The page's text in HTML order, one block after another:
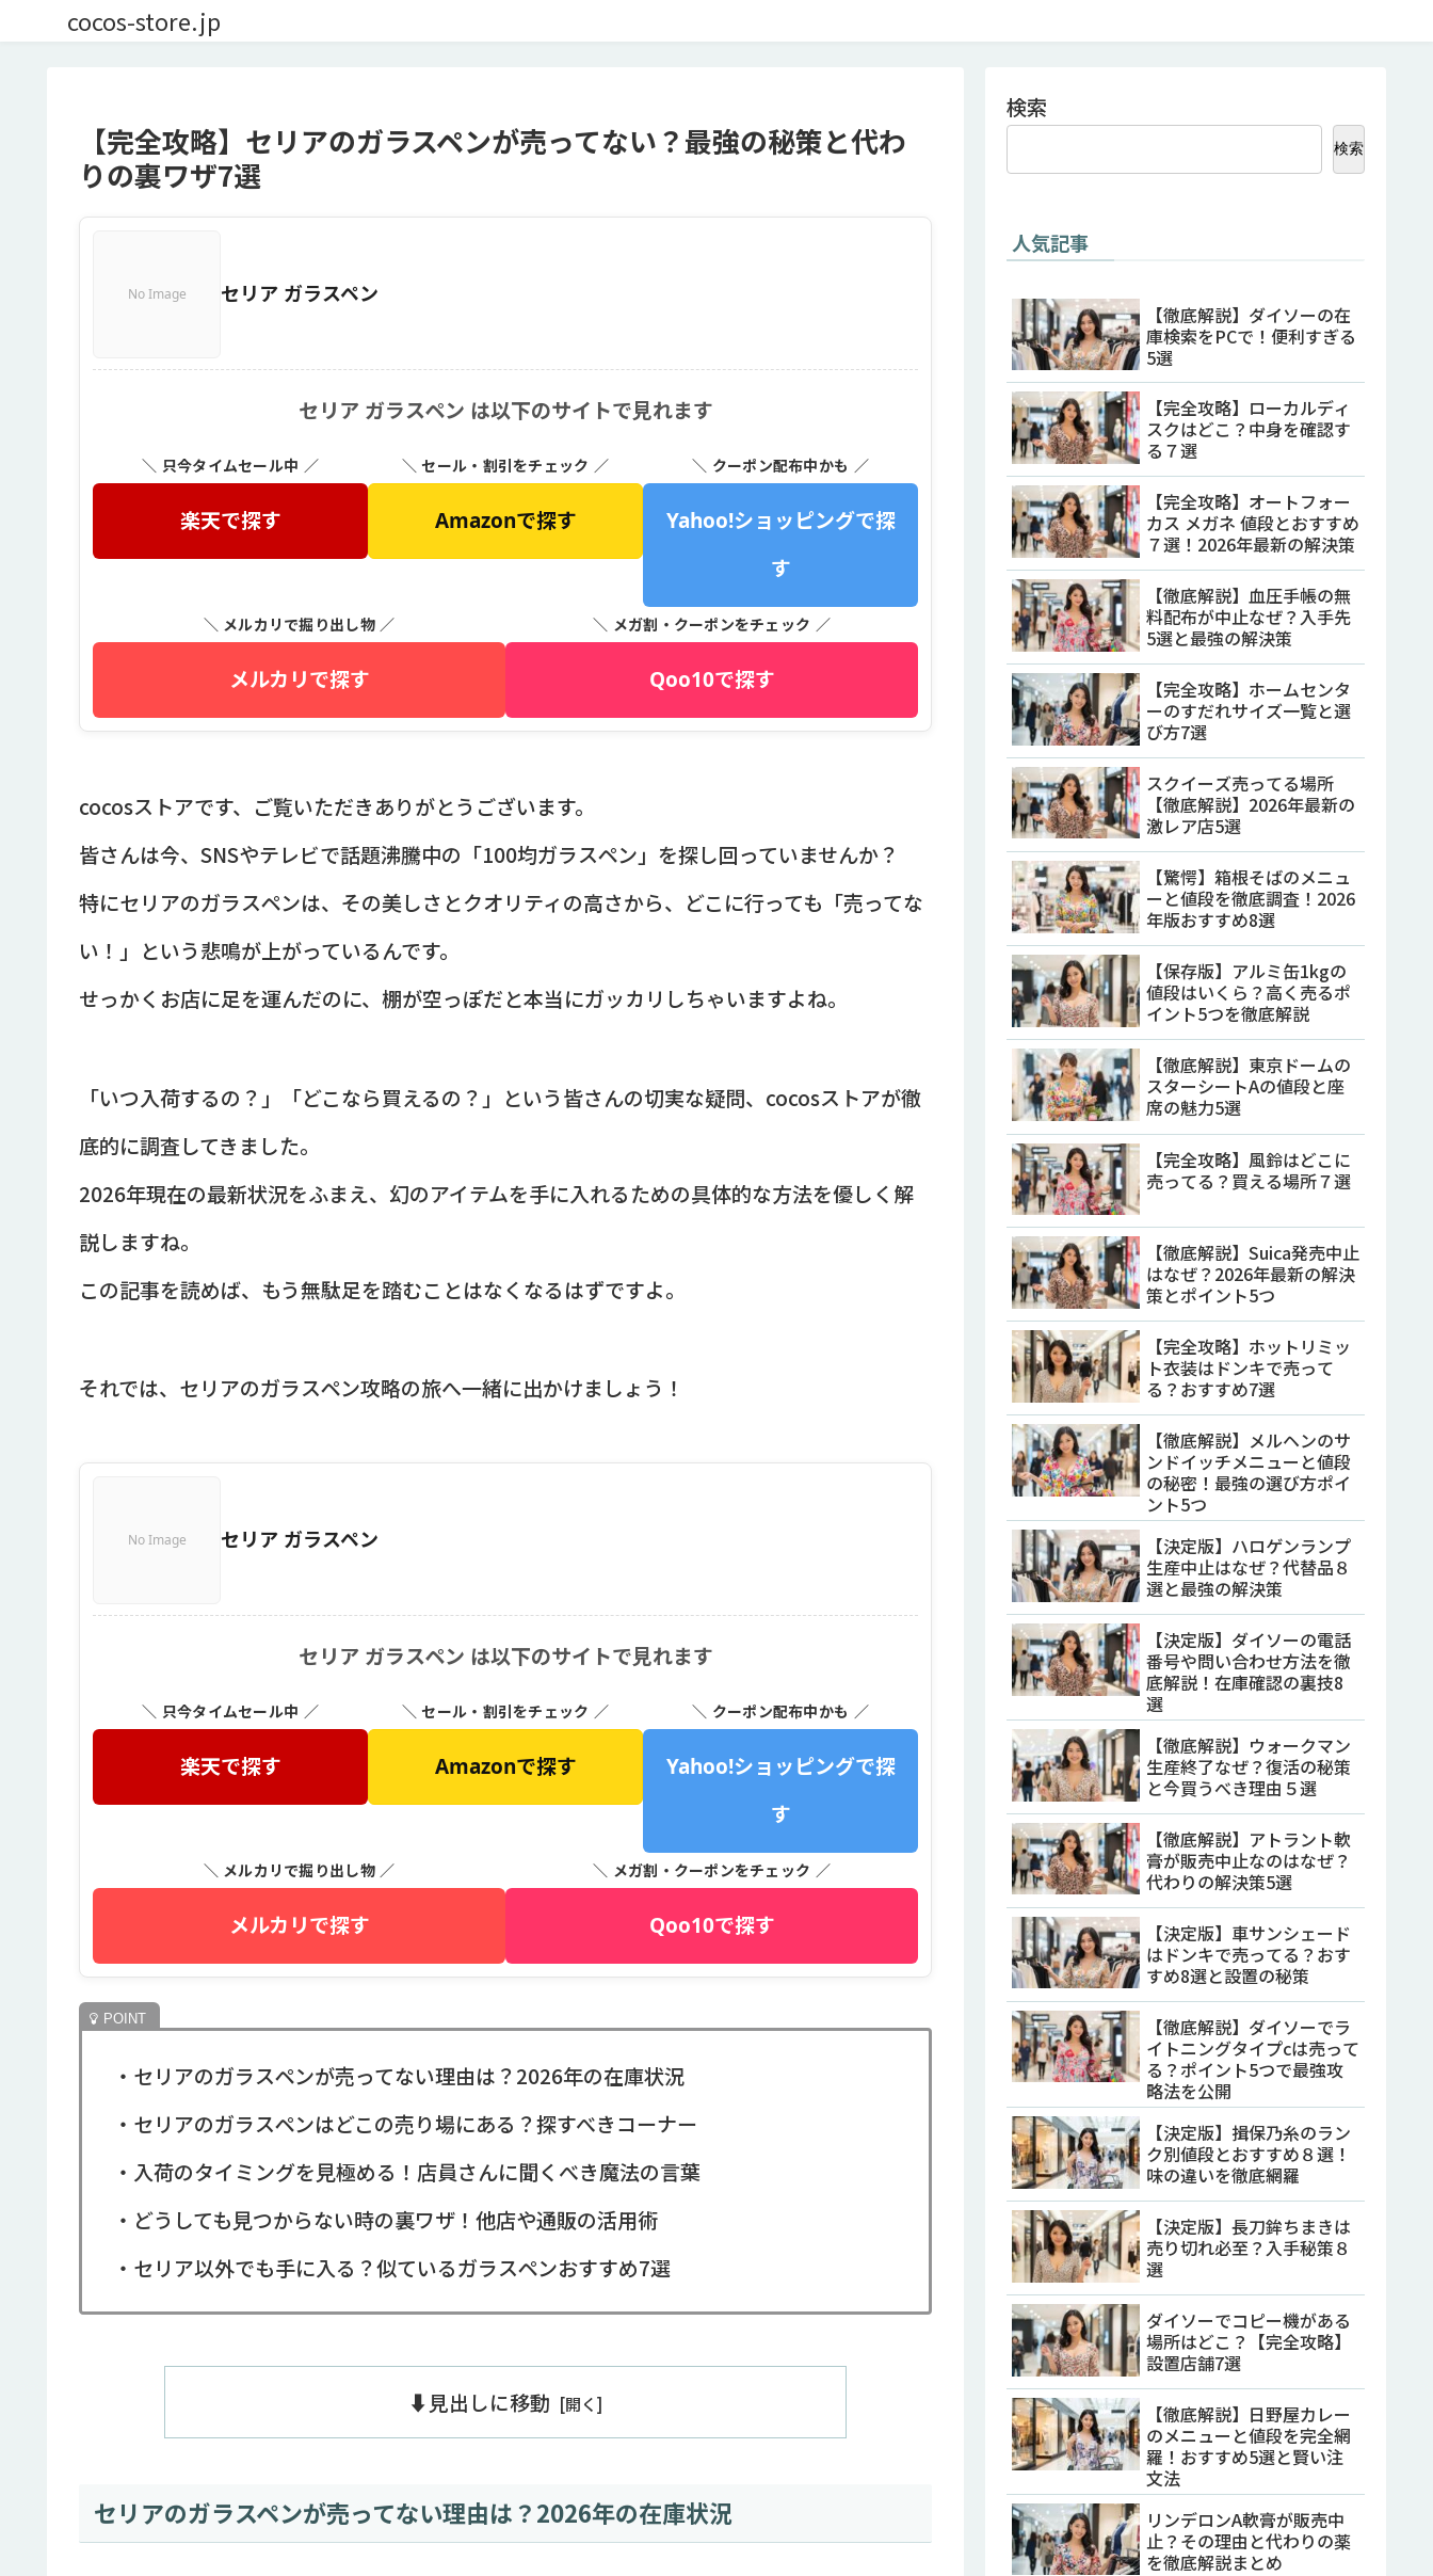
cocos-store.jp
【完全攻略】セリアのガラスペンが売ってない？最強の秘策と代わ
りの裏ワザ7選
No Image セリア ガラスペン
セリア ガラスペン は以下のサイトで見れます
＼ 只今タイムセール中 ／
楽天で探す
＼ セール・割引をチェック ／
Amazonで探す
＼ クーポン配布中かも ／
Yahoo!ショッピングで探
す
＼ メルカリで掘り出し物 ／
メルカリで探す
＼ メガ割・クーポンをチェック ／
Qoo10で探す
cocosストアです、ご覧いただきありがとうございます。
皆さんは今、SNSやテレビで話題沸騰中の「100均ガラスペン」を探し回っていませんか？
特にセリアのガラスペンは、その美しさとクオリティの高さから、どこに行っても「売ってな
い！」という悲鳴が上がっているんです。
せっかくお店に足を運んだのに、棚が空っぽだと本当にガッカリしちゃいますよね。
「いつ入荷するの？」「どこなら買えるの？」という皆さんの切実な疑問、cocosストアが徹
底的に調査してきました。
2026年現在の最新状況をふまえ、幻のアイテムを手に入れるための具体的な方法を優しく解
説しますね。
この記事を読めば、もう無駄足を踏むことはなくなるはずですよ。
それでは、セリアのガラスペン攻略の旅へ一緒に出かけましょう！
No Image セリア ガラスペン
セリア ガラスペン は以下のサイトで見れます
＼ 只今タイムセール中 ／
楽天で探す
＼ セール・割引をチェック ／
Amazonで探す
＼ クーポン配布中かも ／
Yahoo!ショッピングで探
す
＼ メルカリで掘り出し物 ／
メルカリで探す
＼ メガ割・クーポンをチェック ／
Qoo10で探す
・セリアのガラスペンが売ってない理由は？2026年の在庫状況
・セリアのガラスペンはどこの売り場にある？探すべきコーナー
・入荷のタイミングを見極める！店員さんに聞くべき魔法の言葉
・どうしても見つからない時の裏ワザ！他店や通販の活用術
・セリア以外でも手に入る？似ているガラスペンおすすめ7選
⬇️見出しに移動
セリアのガラスペンが売ってない理由は？2026年の在庫状況
検索
検索
人気記事
【徹底解説】ダイソーの在
庫検索をPCで！便利すぎる
5選
【完全攻略】ローカルディ
スクはどこ？中身を確認す
る７選
【完全攻略】オートフォー
カス メガネ 値段とおすすめ
７選！2026年最新の解決策
【徹底解説】血圧手帳の無
料配布が中止なぜ？入手先
5選と最強の解決策
【完全攻略】ホームセンタ
ーのすだれサイズ一覧と選
び方7選
スクイーズ売ってる場所
【徹底解説】2026年最新の
激レア店5選
【驚愕】箱根そばのメニュ
ーと値段を徹底調査！2026
年版おすすめ8選
【保存版】アルミ缶1kgの
値段はいくら？高く売るポ
イント5つを徹底解説
【徹底解説】東京ドームの
スターシートAの値段と座
席の魅力5選
【完全攻略】風鈴はどこに
売ってる？買える場所７選
【徹底解説】Suica発売中止
はなぜ？2026年最新の解決
策とポイント5つ
【完全攻略】ホットリミッ
ト衣装はドンキで売って
る？おすすめ7選
【徹底解説】メルヘンのサ
ンドイッチメニューと値段
の秘密！最強の選び方ポイ
ント5つ
【決定版】ハロゲンランプ
生産中止はなぜ？代替品８
選と最強の解決策
【決定版】ダイソーの電話
番号や問い合わせ方法を徹
底解説！在庫確認の裏技8
選
【徹底解説】ウォークマン
生産終了なぜ？復活の秘策
と今買うべき理由５選
【徹底解説】アトラント軟
膏が販売中止なのはなぜ？
代わりの解決策5選
【決定版】車サンシェード
はドンキで売ってる？おす
すめ8選と設置の秘策
【徹底解説】ダイソーでラ
イトニングタイプcは売って
る？ポイント5つで最強攻
略法を公開
【決定版】揖保乃糸のラン
ク別値段とおすすめ８選！
味の違いを徹底網羅
【決定版】長刀鉾ちまきは
売り切れ必至？入手秘策８
選
ダイソーでコピー機がある
場所はどこ？【完全攻略】
設置店舗7選
【徹底解説】日野屋カレー
のメニューと値段を完全網
羅！おすすめ5選と賢い注
文法
リンデロンA軟膏が販売中
止？その理由と代わりの薬
を徹底解説まとめ